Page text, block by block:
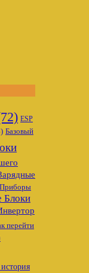
ESP
Базовый
Блоки
перейти